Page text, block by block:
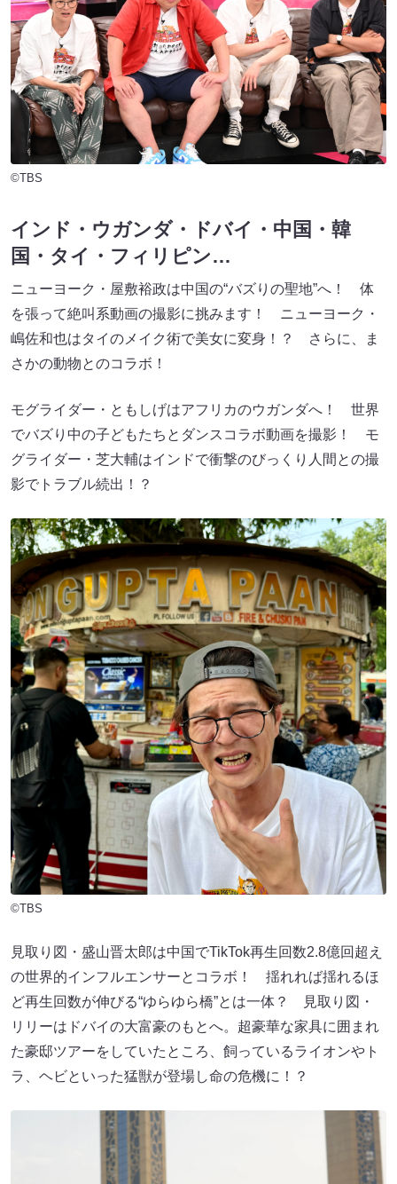
©TBS
インド・ウガンダ・ドバイ・中国・韓
国・タイ・フィリピン…
ニューヨーク・屋敷裕政は中国の“バズりの聖地”へ！ 体
を張って絶叫系動画の撮影に挑みます！ ニューヨーク・
嶋佐和也はタイのメイク術で美女に変身！？ さらに、ま
さかの動物とのコラボ！
モグライダー・ともしげはアフリカのウガンダへ！ 世界
でバズり中の子どもたちとダンスコラボ動画を撮影！ モ
グライダー・芝大輔はインドで衝撃のびっくり人間との撮
影でトラブル続出！？
©TBS
見取り図・盛山晋太郎は中国でTikTok再生回数2.8億回超え
の世界的インフルエンサーとコラボ！ 揺れれば揺れるほ
ど再生回数が伸びる“ゆらゆら橋”とは一体？ 見取り図・
リリーはドバイの大富豪のもとへ。超豪華な家具に囲まれ
た豪邸ツアーをしていたところ、飼っているライオンやト
ラ、ヘビといった猛獣が登場し命の危機に！？